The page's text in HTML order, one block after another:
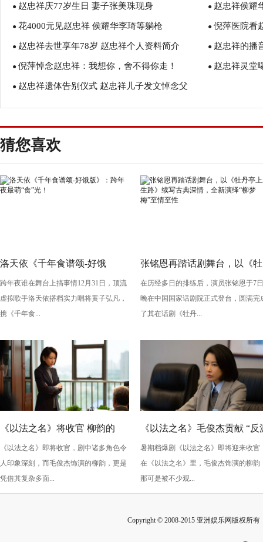
● 赵忠祥庆77岁生日 妻子张美珠现身 ● 赵忠祥侯耀
● 花4000元见赵忠祥 侯耀华李琦等躺枪 ● 倪萍医院看
● 赵忠祥去世享年78岁 赵忠祥个人资料简介 ● 赵忠祥的播
● 倪萍悼念赵忠祥：我想你，舍不得你走！ ● 赵忠祥灵堂
● 赵忠祥遗体告别仪式 赵忠祥儿子发文悼念父
亲！
猜您喜欢
洛天依《千年食谱颂-好饿
版》：跨年夜最萌“食”光！
跨年夜谁在舞台上搞事情12月31日，顶流
虚拟歌手洛天依搭档实力唱将黄子弘凡，
携《千年食...
张铭恩再踏话剧舞台，以《牡
丹亭上三生路》续写古典深
情，全新演绎“柳梦梅”至情至
在历经多日的排练后，演员张铭恩于7日
晚在中国国家话剧院正式登台，圆满完
了其在话剧《牡丹...
《以法之名》将收官 柳韵的
“蠢” 让毛俊杰重回巅峰
《以法之名》即将收官，剧中诸多角色令
人印象深刻，而毛俊杰饰演的柳韵，更是
凭借其复杂多面...
《以法之名》毛俊杰贡献 “反
级” 演技？柳韵的 “蠢” 是表演
的胜利！
暑期档爆剧《以法之名》即将迎来收官
在《以法之名》里，毛俊杰饰演的柳韵
那可是被不少观...
Copyright © 2008-2015 亚洲娱乐网版权所